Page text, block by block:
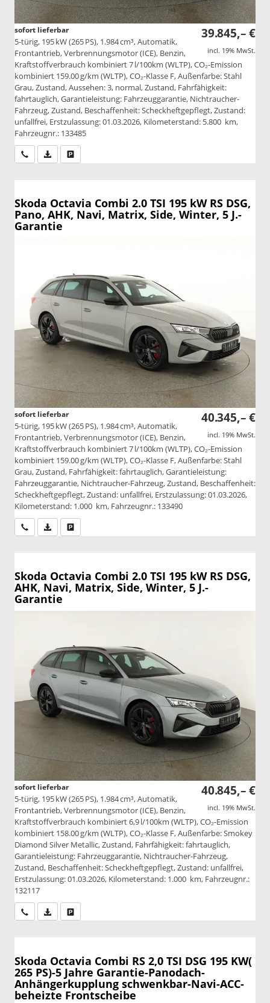
39.845,– €
incl. 19% MwSt.
sofort lieferbar
5-türig, 195 kW (265 PS), 1.984 cm³, Automatik,
Frontantrieb, Verbrennungsmotor (ICE), Benzin,
Kraftstoffverbrauch kombiniert 7 l/100km (WLTP), CO₂-Emission
kombiniert 159.00 g/km (WLTP), CO₂-Klasse F, Außenfarbe: Stahl
Grau, Zustand, Aussehen: 3, normal, Zustand, Fahrfähigkeit:
fahrtauglich, Garantieleistung: Fahrzeuggarantie, Nichtraucher-
Fahrzeug, Zustand, Beschaffenheit: Scheckheftgepflegt, Zustand:
unfallfrei, Erstzulassung: 01.03.2026, Kilometerstand: 5.800 km,
Fahrzeugnr.: 133485
Wir rufen Sie anPDF-Datei, Fahrzeugexposé drucken
Skoda Octavia Combi 2.0 TSI 195 kW RS DSG,
Pano, AHK, Navi, Matrix, Side, Winter, 5 J.-
Garantie
40.345,– €
incl. 19% MwSt.
sofort lieferbar
5-türig, 195 kW (265 PS), 1.984 cm³, Automatik,
Frontantrieb, Verbrennungsmotor (ICE), Benzin,
Kraftstoffverbrauch kombiniert 7 l/100km (WLTP), CO₂-Emission
kombiniert 159.00 g/km (WLTP), CO₂-Klasse F, Außenfarbe: Stahl
Grau, Zustand, Fahrfähigkeit: fahrtauglich, Garantieleistung:
Fahrzeuggarantie, Nichtraucher-Fahrzeug, Zustand, Beschaffenheit:
Scheckheftgepflegt, Zustand: unfallfrei, Erstzulassung: 01.03.2026,
Kilometerstand: 1.000 km, Fahrzeugnr.: 133490
Wir rufen Sie anPDF-Datei, Fahrzeugexposé drucken
Skoda Octavia Combi 2.0 TSI 195 kW RS DSG,
AHK, Navi, Matrix, Side, Winter, 5 J.-
Garantie
40.845,– €
incl. 19% MwSt.
sofort lieferbar
5-türig, 195 kW (265 PS), 1.984 cm³, Automatik,
Frontantrieb, Verbrennungsmotor (ICE), Benzin,
Kraftstoffverbrauch kombiniert 6,9 l/100km (WLTP), CO₂-Emission
kombiniert 158.00 g/km (WLTP), CO₂-Klasse F, Außenfarbe: Smokey
Diamond Silver Metallic, Zustand, Fahrfähigkeit: fahrtauglich,
Garantieleistung: Fahrzeuggarantie, Nichtraucher-Fahrzeug,
Zustand, Beschaffenheit: Scheckheftgepflegt, Zustand: unfallfrei,
Erstzulassung: 01.03.2026, Kilometerstand: 1.000 km, Fahrzeugnr.:
132117
Wir rufen Sie anPDF-Datei, Fahrzeugexposé drucken
Skoda Octavia Combi RS 2,0 TSI DSG 195 KW(
265 PS)-5 Jahre Garantie-Panodach-
Anhängerkupplung schwenkbar-Navi-ACC-
beheizte Frontscheibe